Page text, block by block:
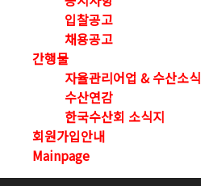
입찰공고
채용공고
간행물
자율관리어업 & 수산소식
수산연감
한국수산회 소식지
회원가입안내
Mainpage